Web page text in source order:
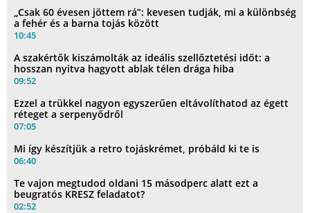
„Csak 60 évesen jöttem rá”: kevesen tudják, mi a különbség
a fehér és a barna tojás között
10:45
A szakértők kiszámolták az ideális szellőztetési időt: a
hosszan nyitva hagyott ablak télen drága hiba
09:52
Ezzel a trükkel nagyon egyszerűen eltávolíthatod az égett
réteget a serpenyődről
07:05
Mi így készítjük a retro tojáskrémet, próbáld ki te is
06:40
Te vajon megtudod oldani 15 másodperc alatt ezt a
beugratós KRESZ feladatot?
02:52